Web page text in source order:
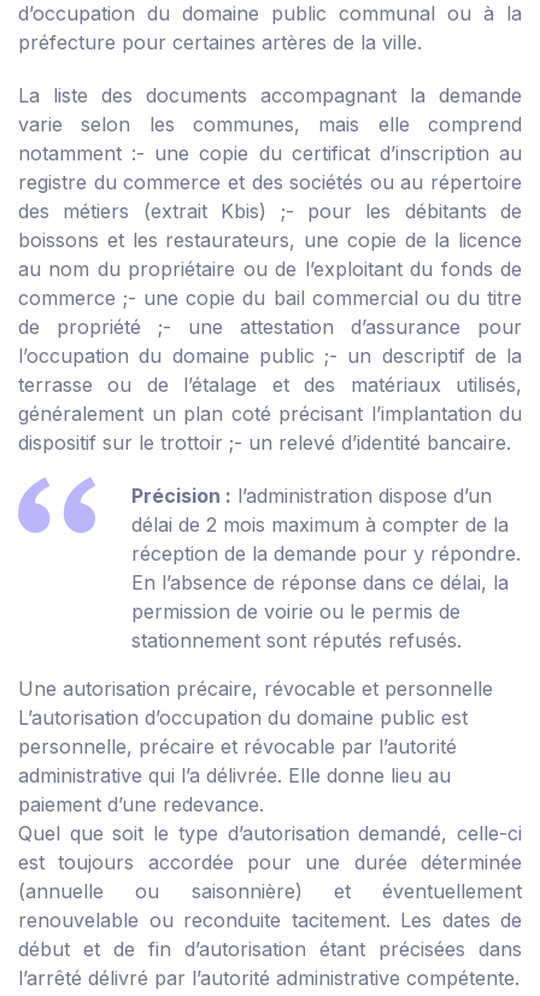
d’occupation du domaine public communal ou à la
préfecture pour certaines artères de la ville.
La liste des documents accompagnant la demande
varie selon les communes, mais elle comprend
notamment :- une copie du certificat d’inscription au
registre du commerce et des sociétés ou au répertoire
des métiers (extrait Kbis) ;- pour les débitants de
boissons et les restaurateurs, une copie de la licence
au nom du propriétaire ou de l’exploitant du fonds de
commerce ;- une copie du bail commercial ou du titre
de propriété ;- une attestation d’assurance pour
l’occupation du domaine public ;- un descriptif de la
terrasse ou de l’étalage et des matériaux utilisés,
généralement un plan coté précisant l’implantation du
dispositif sur le trottoir ;- un relevé d’identité bancaire.
Précision : l’administration dispose d’un
délai de 2 mois maximum à compter de la
réception de la demande pour y répondre.
En l’absence de réponse dans ce délai, la
permission de voirie ou le permis de
stationnement sont réputés refusés.
Une autorisation précaire, révocable et personnelle
L’autorisation d’occupation du domaine public est
personnelle, précaire et révocable par l’autorité
administrative qui l’a délivrée. Elle donne lieu au
paiement d’une redevance.
Quel que soit le type d’autorisation demandé, celle-ci
est toujours accordée pour une durée déterminée
(annuelle ou saisonnière) et éventuellement
renouvelable ou reconduite tacitement. Les dates de
début et de fin d’autorisation étant précisées dans
l’arrêté délivré par l’autorité administrative compétente.